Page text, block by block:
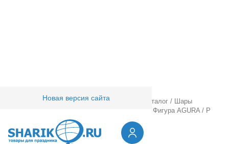
Новая версия сайта
Товары для праздника/ Оптовый каталог /
Шары
Фигура AGURA / Р
ФИГУРА Бант зефирный